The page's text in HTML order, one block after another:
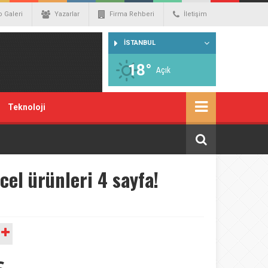
Galeri Yazarlar Firma Rehberi İletişim
İSTANBUL
18° Açık
Teknoloji
ürünleri 4 sayfa!